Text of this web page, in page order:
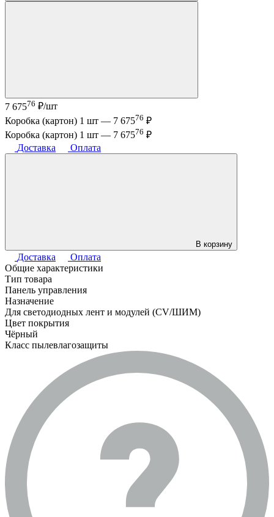
7 67576 ₽/шт
Коробка (картон) 1 шт — 7 67576 ₽
Коробка (картон) 1 шт — 7 67576 ₽
Доставка
Оплата
В корзину
Доставка
Оплата
Общие характеристики
Тип товара
Панель управления
Назначение
Для светодиодных лент и модулей (CV/ШИМ)
Цвет покрытия
Чёрный
Класс пылевлагозащиты